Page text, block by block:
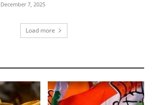
December 7, 2025
Load more